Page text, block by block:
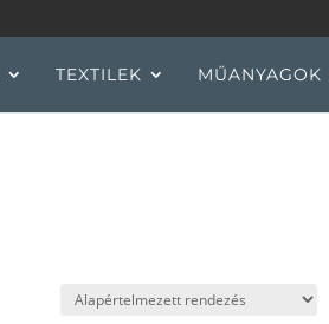
TEXTILEK MŰANYAGOK